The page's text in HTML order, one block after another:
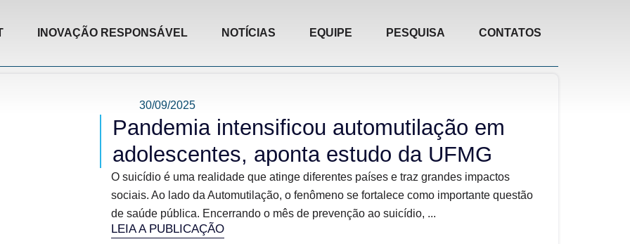
INOVAÇÃO RESPONSÁVEL NOTÍCIAS EQUIPE PESQUISA CONTATOS
30/09/2025
Pandemia intensificou automutilação em
adolescentes, aponta estudo da UFMG
O suicídio é uma realidade que atinge diferentes países e traz grandes impactos
sociais. Ao lado da Automutilação, o fenômeno se fortalece como importante questão
de saúde pública. Encerrando o mês de prevenção ao suicídio, ...
LEIA A PUBLICAÇÃO